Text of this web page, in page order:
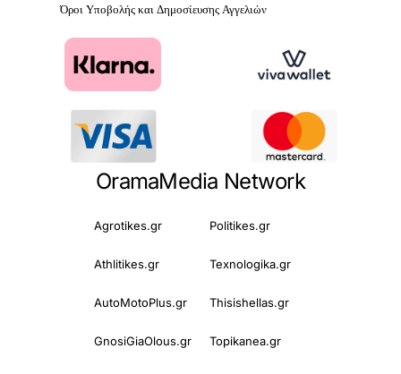
Όροι Υποβολής και Δημοσίευσης Αγγελιών
OramaMedia Network
Agrotikes.gr Politikes.gr
Athlitikes.gr Texnologika.gr
AutoMotoPlus.gr Thisishellas.gr
GnosiGiaOlous.gr Topikanea.gr